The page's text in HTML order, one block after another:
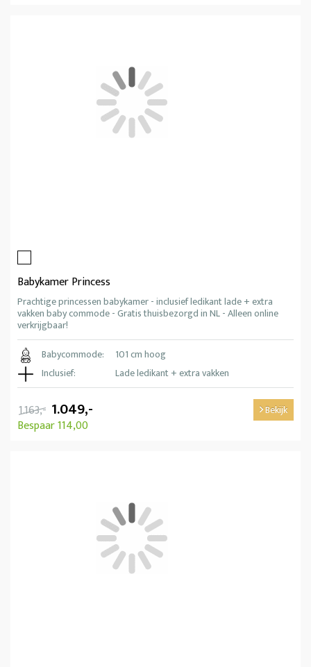
Babykamer Princess
Prachtige princessen babykamer - inclusief ledikant lade + extra
vakken baby commode - Gratis thuisbezorgd in NL - Alleen online
verkrijgbaar!
Babycommode:
101 cm hoog
Inclusief:
Lade ledikant + extra vakken
1.163,- 1.049,-
Bespaar 114,00
Bekijk